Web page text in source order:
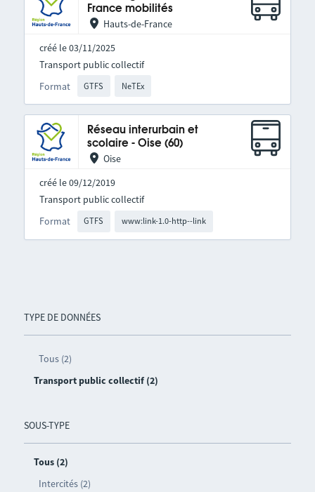
TYPE DE DONNÉES
Tous (2)
Transport public collectif (2)
SOUS-TYPE
Tous (2)
Intercités (2)
France mobilités
Hauts-de-France
créé le 03/11/2025
Format GTFS NeTEx
Transport public collectif
Réseau interurbain et
scolaire - Oise (60)
Oise
créé le 09/12/2019
Format GTFS www:link-1.0-http--link
Transport public collectif